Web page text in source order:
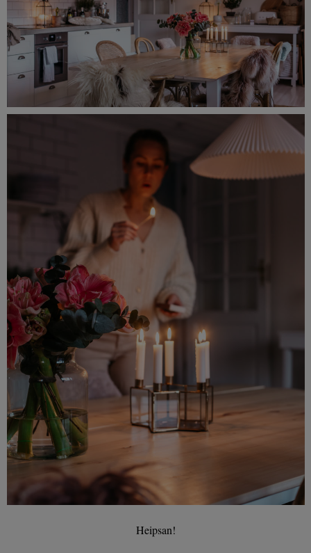
Heipsan!